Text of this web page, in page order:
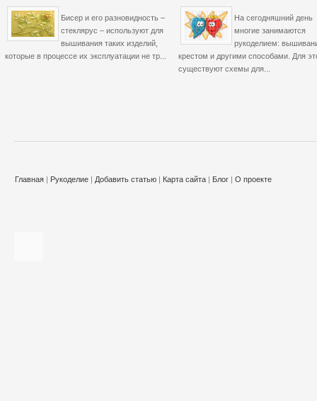
Бисер и его разновидность –
стеклярус – используют для
вышивания таких изделий,
которые в процессе их эксплуатации не тр...
На сегодняшний день
многие занимаются
рукоделием:
крестом и другими способами. Для
существуют схемы для...
Главная | Рукоделие | Добавить статью | Карта сайта | Блог | О проекте